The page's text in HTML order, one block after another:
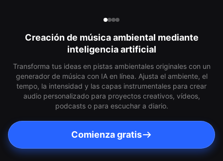
Creación de música ambiental mediante
inteligencia artificial
Transforma tus ideas en pistas ambientales originales con un
generador de música con IA en línea. Ajusta el ambiente, el
tempo, la intensidad y las capas instrumentales para crear
audio personalizado para proyectos creativos, vídeos,
podcasts o para escuchar a diario.
Comienza gratis